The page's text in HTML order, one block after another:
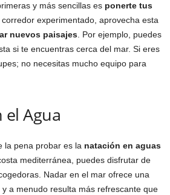
y más sencillas es ponerte tus
corredor experimentado, aprovecha esta
nuevos paisajes . Por ejemplo, puedes
si te encuentras cerca del mar. Si eres
no necesitas mucho equipo para
Agua
la pena probar es la natación en aguas
mediterránea, puedes disfrutar de
Nadar en el mar ofrece una
a menudo resulta más refrescante que